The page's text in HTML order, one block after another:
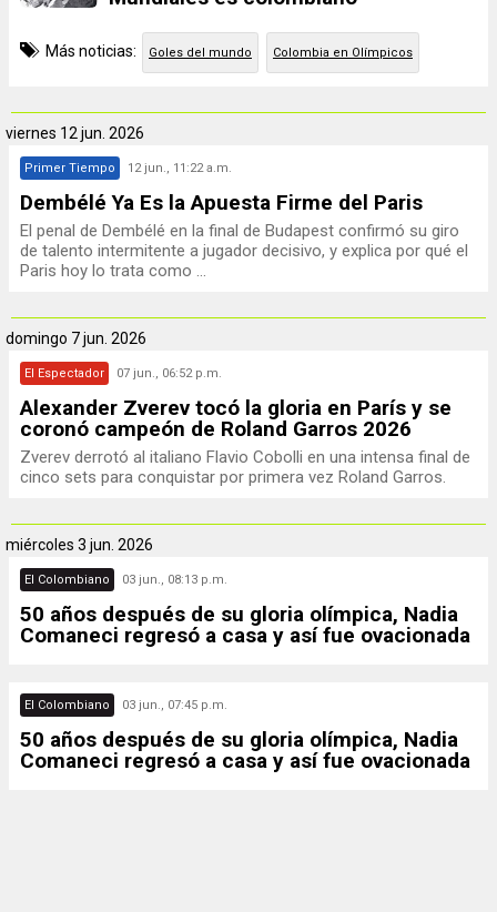
Más noticias: Goles del mundo Colombia en Olímpicos
viernes 12 jun. 2026
Primer Tiempo 12 jun., 11:22 a.m.
Dembélé Ya Es la Apuesta Firme del Paris
El penal de Dembélé en la final de Budapest confirmó su giro
de talento intermitente a jugador decisivo, y explica por qué el
Paris hoy lo trata como ...
domingo 7 jun. 2026
El Espectador 07 jun., 06:52 p.m.
Alexander Zverev tocó la gloria en París y se
coronó campeón de Roland Garros 2026
Zverev derrotó al italiano Flavio Cobolli en una intensa final de
cinco sets para conquistar por primera vez Roland Garros.
miércoles 3 jun. 2026
El Colombiano 03 jun., 08:13 p.m.
50 años después de su gloria olímpica, Nadia
Comaneci regresó a casa y así fue ovacionada
El Colombiano 03 jun., 07:45 p.m.
50 años después de su gloria olímpica, Nadia
Comaneci regresó a casa y así fue ovacionada